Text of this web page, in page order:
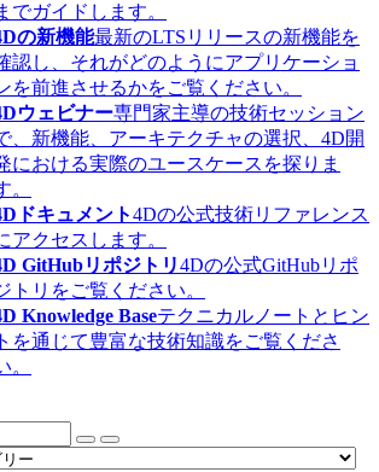
でガイドします。
の新機能最新のLTSリリースの新機能を
認し、それがどのようにアプリケーショ
を前進させるかをご覧ください。
ウェビナー専門家主導の技術セッション
、新機能、アーキテクチャの選択、4D開
における実際のユースケースを探りま
。
ドキュメント4Dの公式技術リファレンス
アクセスします。
GitHubリポジトリ4Dの公式GitHubリポ
トリをご覧ください。
Knowledge Baseテクニカルノートとヒン
トを通じて豊富な技術知識をご覧くださ
。